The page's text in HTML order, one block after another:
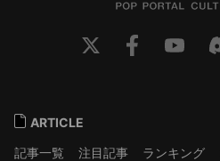
ARTICLE
記事一覧
注目記事 ランキング